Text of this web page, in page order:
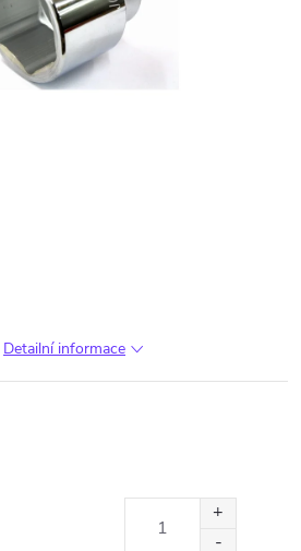
Detailní informace